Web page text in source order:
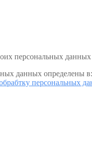
персональных данных
данных определены
персональных